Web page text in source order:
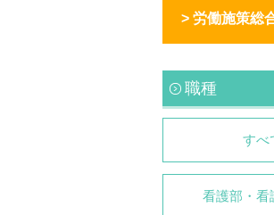
> 労働施策総
職種
すべ
看護部・看